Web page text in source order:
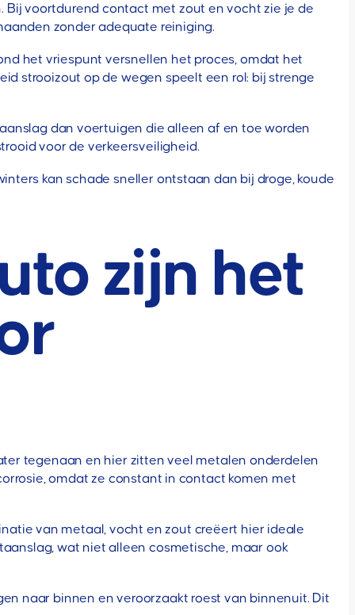
voortdurend contact met zout en vocht zie je de
zonder adequate reiniging.
het vriespunt versnellen het proces, omdat het
strooizout op de wegen speelt een rol: bij strenge
dan voertuigen die alleen af en toe worden
voor de verkeersveiligheid.
kan schade sneller ontstaan dan bij droge, koude
zijn het
tegenaan en hier zitten veel metalen onderdelen
omdat ze constant in contact komen met
van metaal, vocht en zout creëert hier ideale
wat niet alleen cosmetische, maar ook
naar binnen en veroorzaakt roest van binnenuit. Dit